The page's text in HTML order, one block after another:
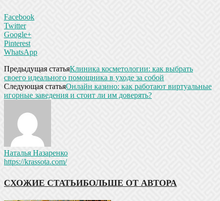
Facebook
Twitter
Google+
Pinterest
WhatsApp
Предыдущая статьяКлиника косметологии: как выбрать
своего идеального помощника в уходе за собой
Следующая статьяОнлайн казино: как работают виртуальные
игорные заведения и стоит ли им доверять?
Наталья Назаренко
https://krassota.com/
СХОЖИЕ СТАТЬИБОЛЬШЕ ОТ АВТОРА